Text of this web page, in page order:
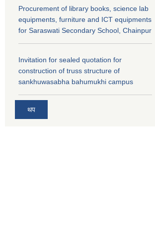
Procurement of library books, science lab
equipments, furniture and ICT equipments
for Saraswati Secondary School, Chainpur
Invitation for sealed quotation for
construction of truss structure of
sankhuwasabha bahumukhi campus
थप